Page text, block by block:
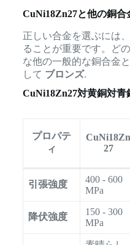
CuNi18Zn27と他の銅合
正しい合金を選ぶには
ることが重要です。ど
な他の一般的な銅合金
して ブロンズ.
CuNi18Zn27対黄銅対青
プロパテ
ィ
CuNi18Zn
27
引張強度
400 - 600
MPa
降伏強度
150 - 300
MPa